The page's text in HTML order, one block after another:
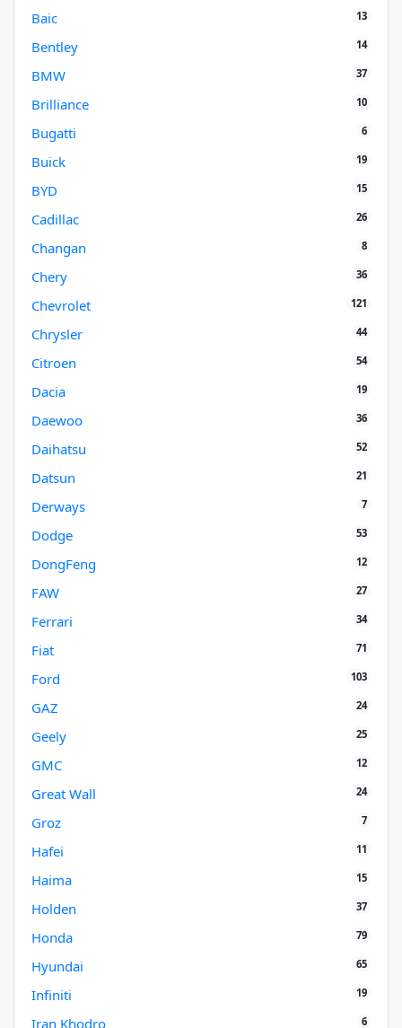
Baic 13
Bentley 14
BMW 37
Brilliance 10
Bugatti 6
Buick 19
BYD 15
Cadillac 26
Changan 8
Chery 36
Chevrolet 121
Chrysler 44
Citroen 54
Dacia 19
Daewoo 36
Daihatsu 52
Datsun 21
Derways 7
Dodge 53
DongFeng 12
FAW 27
Ferrari 34
Fiat 71
Ford 103
GAZ 24
Geely 25
GMC 12
Great Wall 24
Groz 7
Hafei 11
Haima 15
Holden 37
Honda 79
Hyundai 65
Infiniti 19
Iran Khodro 6